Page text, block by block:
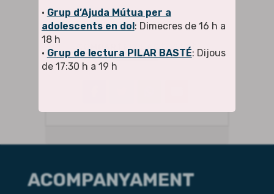
COMPARTEIX L'ACTIVITAT
ACOMPANYAMENT
• Grup d’Ajuda Mútua per a
adolescents en dol: Dimecres de 16 h a
18 h
• Grup de lectura PILAR BASTÉ: Dijous
de 17:30 h a 19 h